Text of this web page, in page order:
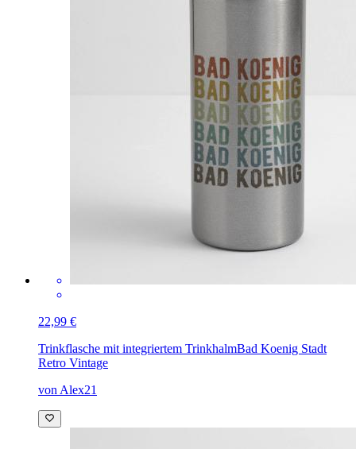
22,99 €
Trinkflasche mit integriertem TrinkhalmBad Koenig Stadt
Retro Vintage
von Alex21